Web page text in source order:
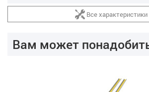
Все характеристики
Вам может